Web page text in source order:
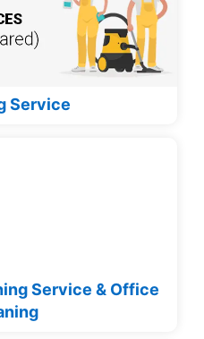
Service
Service & Office